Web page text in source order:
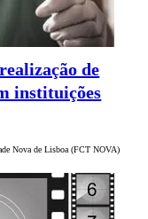
de
instituições
Nova de Lisboa (FCT NOVA)